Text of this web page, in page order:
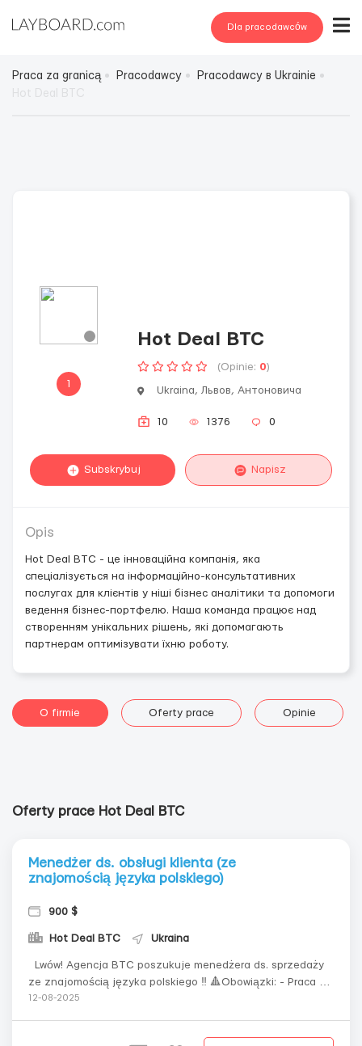
Dla pracodawców
Praca za granicą Pracodawcy
Pracodawcy в Ukrainie
1
Hot Deal BTC
(Opinie: 0)
Ukraina, Львов, Антоновича
10 1376 0
Subskrybuj Napisz
Opis
Hot Deal BTC - це інноваційна компанія, яка
спеціалізується на інформаційно-консультативних
послугах для клієнтів у ніші бізнес аналітики та допомоги
ведення бізнес-портфелю. Наша команда працює над
створенням унікальних рішень, які допомагають
партнерам оптимізувати їхню роботу.
O firmie Oferty prace Opinie
Oferty prace Hot Deal BTC
Menedżer ds. obsługi klienta (ze
znajomością języka polskiego)
900 $
Hot Deal BTC Ukraina
ze znajomością języka polskiego ‼️ 🔺Obowiązki: - Praca z
klientami przez telefon i na czatach - Konsultacje i
12-08-2025